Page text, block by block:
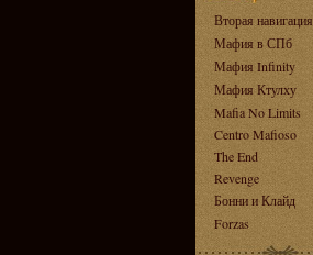
Вторая навигация
Мафия в СПб
Мафия Infinity
Мафия Ктулху
Mafia No Limits
Centro Mafioso
The End
Revenge
Бонни и Клайд
Forzas